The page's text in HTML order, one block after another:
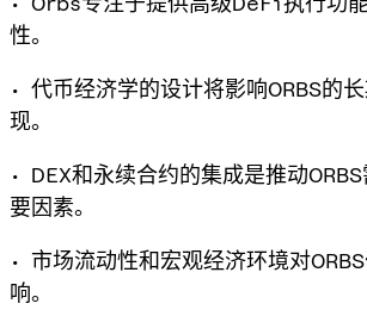
性。
• 代币经济学的设计将影响ORBS的
现。
• DEX和永续合约的集成是推动
要因素。
• 市场流动性和宏观经济环境对
响。